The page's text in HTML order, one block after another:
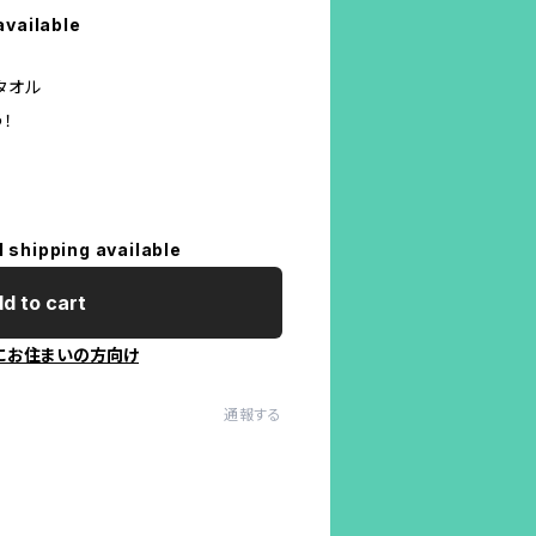
オル
shipping available
to cart
お住まいの方向け
通報する